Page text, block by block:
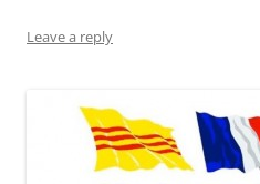
Leave a reply